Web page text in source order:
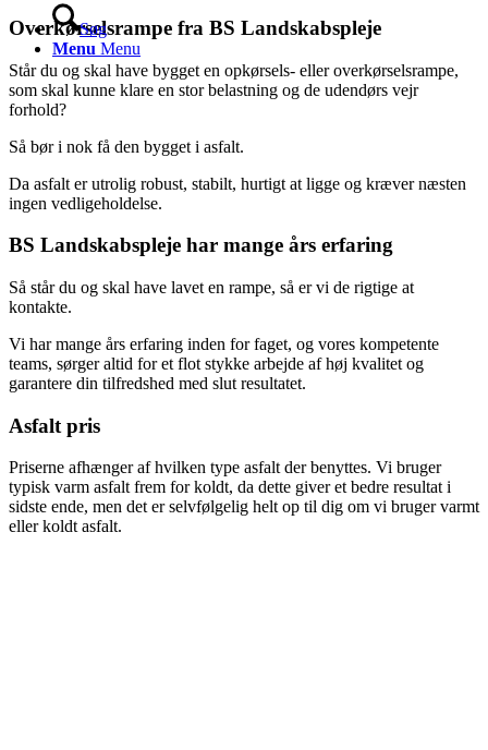
Søg
Menu Menu
Overkørselsrampe fra BS Landskabspleje
Står du og skal have bygget en opkørsels- eller overkørselsrampe,
som skal kunne klare en stor belastning og de udendørs vejr
forhold?
Så bør i nok få den bygget i asfalt.
Da asfalt er utrolig robust, stabilt, hurtigt at ligge og kræver næsten
ingen vedligeholdelse.
BS Landskabspleje har mange års erfaring
Så står du og skal have lavet en rampe, så er vi de rigtige at
kontakte.
Vi har mange års erfaring inden for faget, og vores kompetente
teams, sørger altid for et flot stykke arbejde af høj kvalitet og
garantere din tilfredshed med slut resultatet.
Asfalt pris
Priserne afhænger af hvilken type asfalt der benyttes. Vi bruger
typisk varm asfalt frem for koldt, da dette giver et bedre resultat i
sidste ende, men det er selvfølgelig helt op til dig om vi bruger varmt
eller koldt asfalt.